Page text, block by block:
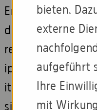
Emquosam,
dolenia
re mil in nonecep
ipiet, sinti derio
itiosam que ea
sitaspist, vel mi,
bieten.
externe
aufgeführt
Ihre
mit